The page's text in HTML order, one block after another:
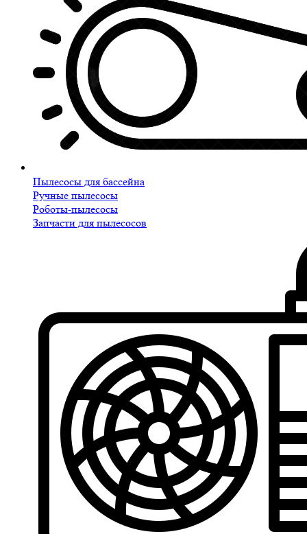
Пылесосы для бассейна
Ручные пылесосы
Роботы-пылесосы
Запчасти для пылесосов